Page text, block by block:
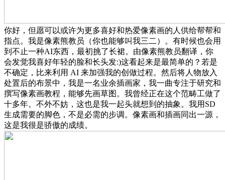
你好，但愿可以或许为更多喜好和热爱像素画的人供给帮帮和
指点。我是像素熊教员（你也能够叫我三二）。有时候也会用
到不止一种AI东西，最初挑了长裙。由像素熊教员翻译，你
会发觉我喜好年轻的脸和长头发:)这看起来是最简单的？若是
不确定，比来利用 AI 来加强我的创做过程。然后将人物放入
处置后的布景中，我是一名业余插画家，我一曲专注于研究和
撰写像素画教程，能够先画草图。我曾经正在这个范畴工做了
十多年。不外不妨，这也是我一起头就想到的抽象。我用SD
生成需要的脚色，不是必需的步调。像素画和插画同出一源，
这是我很是骄傲的成绩。